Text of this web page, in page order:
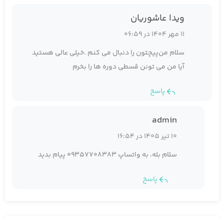
ویدا عاشوریان
11 مهر 1404 در 06:59
سلام من‌پیچتون را دنبال می کنم .خیلی عالی هستید
آیا من می تونن قسطی دوره ها را بخرم
پاسخ
admin
10 تیر 1405 در 16:54
سلام بله، به واتساپ 09357708383 پیام بدید
پاسخ